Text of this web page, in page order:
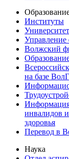
Институты
Управление
Волжский
на базе
Информация
инвалидов
здоровья
Перевод в
Наука